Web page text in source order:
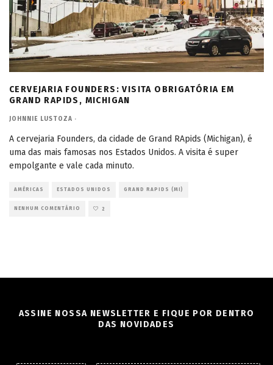
CERVEJARIA FOUNDERS: VISITA OBRIGATÓRIA EM
GRAND RAPIDS, MICHIGAN
JOHNNIE LUSTOZA ·
A cervejaria Founders, da cidade de Grand RApids (Michigan), é
uma das mais famosas nos Estados Unidos. A visita é super
empolgante e vale cada minuto.
AMÉRICAS ESTADOS UNIDOS GRAND RAPIDS (MI)
NENHUM COMENTÁRIO 2
ASSINE NOSSA NEWSLETTER E FIQUE POR DENTRO
DAS NOVIDADES